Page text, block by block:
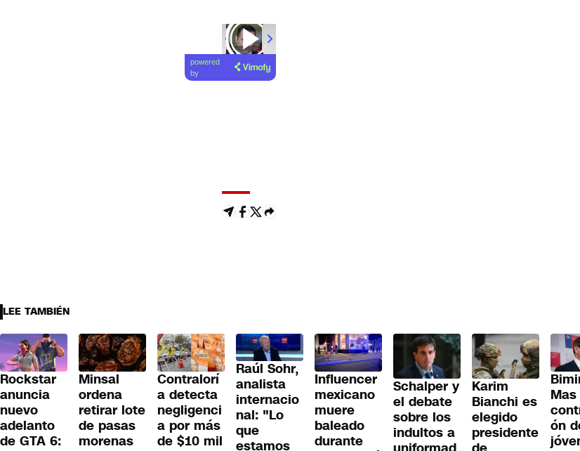
powered
by
LEE TAMBIÉN
Rockstar
anuncia
nuevo
adelanto
de GTA 6:
Minsal
ordena
retirar lote
de pasas
morenas
Contralorí
a detecta
negligenci
a por más
de $10 mil
Raúl Sohr,
analista
internacio
nal: "Lo
que
estamos
Influencer
mexicano
muere
baleado
durante
Schalper y
el debate
sobre los
indultos a
Karim
Bianchi es
elegido
presidente
ón